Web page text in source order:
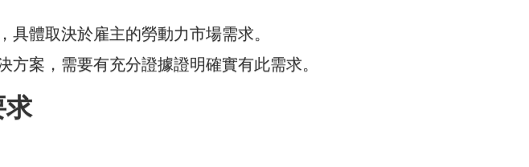
體取決於雇主的勞動力市場需求。
案，需要有充分證據證明確實有此需求。
求